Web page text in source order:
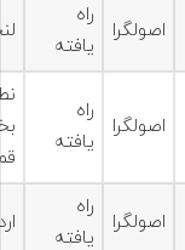
اصولگرا
راه
یافته
اصولگرا
راه
یافته
اصولگرا
راه
یافته